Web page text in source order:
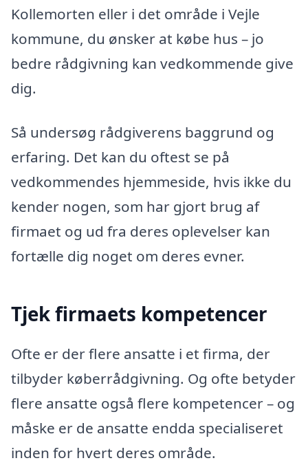
Kollemorten eller i det område i Vejle
kommune, du ønsker at købe hus – jo
bedre rådgivning kan vedkommende give
dig.
Så undersøg rådgiverens baggrund og
erfaring. Det kan du oftest se på
vedkommendes hjemmeside, hvis ikke du
kender nogen, som har gjort brug af
firmaet og ud fra deres oplevelser kan
fortælle dig noget om deres evner.
Tjek firmaets kompetencer
Ofte er der flere ansatte i et firma, der
tilbyder køberrådgivning. Og ofte betyder
flere ansatte også flere kompetencer – og
måske er de ansatte endda specialiseret
inden for hvert deres område.